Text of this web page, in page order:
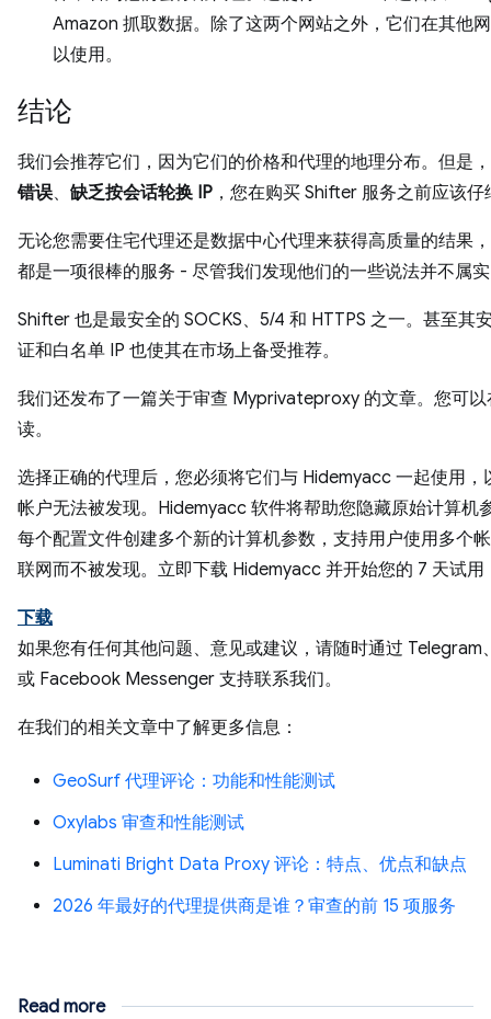
Amazon 抓取数据。除了这两个网站之外，它们在其他
以使用。
结论
我们会推荐它们，因为它们的价格和代理的地理分布。但是
错误、 缺乏按会话轮换 IP ，您在购买 Shifter 服务之前应该仔
无论您需要住宅代理还是数据中心代理来获得高质量的结果
都是一项很棒的服务 - 尽管我们发现他们的一些说法并不属
Shifter 也是最安全的 SOCKS、5/4 和 HTTPS 之一。甚至其
证和白名单 IP 也使其在市场上备受推荐。
我们还发布了一篇关于审查 Myprivateproxy 的文章。您可以
读。
选择正确的代理后，您必须将它们与 Hidemyacc 一起使用，
帐户无法被发现。Hidemyacc 软件将帮助您隐藏原始计算机
每个配置文件创建多个新的计算机参数，支持用户使用多个
联网而不被发现。立即下载 Hidemyacc 并开始您的 7 天试用
下载
如果您有任何其他问题、意见或建议，请随时通过 Telegram
或 Facebook Messenger 支持联系我们。
在我们的相关文章中了解更多信息：
GeoSurf 代理评论：功能和性能测试
Oxylabs 审查和性能测试
Luminati Bright Data Proxy 评论：特点、优点和缺点
2026 年最好的代理提供商是谁？审查的前 15 项服务
Read more